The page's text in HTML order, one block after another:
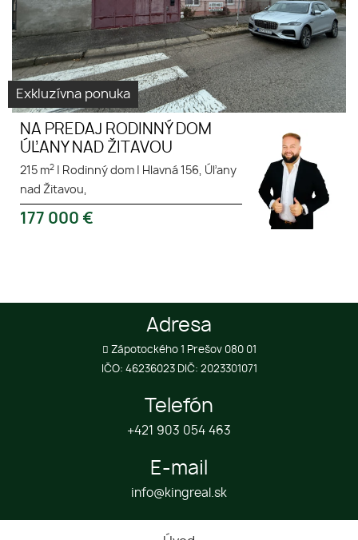
Exkluzívna ponuka
NA PREDAJ RODINNÝ DOM
ÚĽANY NAD ŽITAVOU
215 m2 Rodinný dom
Hlavná 156, Úľany
nad Žitavou,
177 000 €
Adresa
Zápotockého 1 Prešov 080 01
IČO: 46236023 DIČ: 2023301071
Telefón
+421 903 054 463
E-mail
info@kingreal.sk